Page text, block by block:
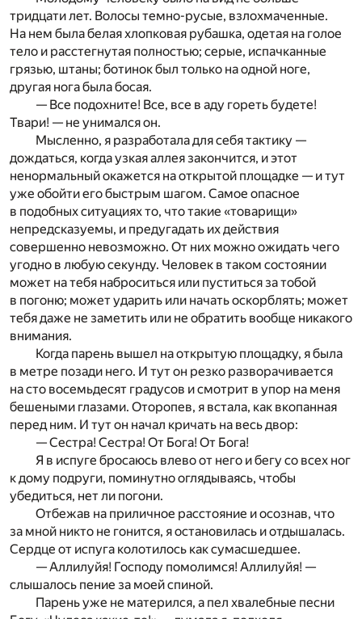
тридцати лет. Волосы темно-русые, взлохмаченные.
На нем была белая хлопковая рубашка, одетая на голое
тело и расстегнутая полностью; серые, испачканные
грязью, штаны; ботинок был только на одной ноге,
другая нога была босая.
— Все подохните! Все, все в аду гореть будете!
Твари! — не унимался он.
Мысленно, я разработала для себя тактику —
дождаться, когда узкая аллея закончится, и этот
ненормальный окажется на открытой площадке — и тут
уже обойти его быстрым шагом. Самое опасное
в подобных ситуациях то, что такие «товарищи»
непредсказуемы, и предугадать их действия
совершенно невозможно. От них можно ожидать чего
угодно в любую секунду. Человек в таком состоянии
может на тебя наброситься или пуститься за тобой
в погоню; может ударить или начать оскорблять; может
тебя даже не заметить или не обратить вообще никакого
внимания.
Когда парень вышел на открытую площадку, я была
в метре позади него. И тут он резко разворачивается
на сто восемьдесят градусов и смотрит в упор на меня
бешеными глазами. Оторопев, я встала, как вкопанная
перед ним. И тут он начал кричать на весь двор:
— Сестра! Сестра! От Бога! От Бога!
Я в испуге бросаюсь влево от него и бегу со всех ног
к дому подруги, поминутно оглядываясь, чтобы
убедиться, нет ли погони.
Отбежав на приличное расстояние и осознав, что
за мной никто не гонится, я остановилась и отдышалась.
Сердце от испуга колотилось как сумасшедшее.
— Аллилуйя! Господу помолимся! Аллилуйя! —
слышалось пение за моей спиной.
Парень уже не матерился, а пел хвалебные песни